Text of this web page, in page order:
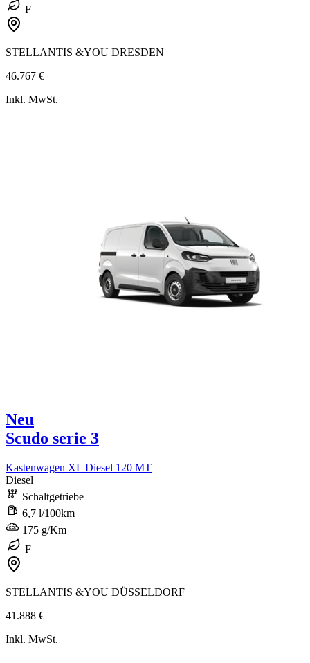
F
STELLANTIS &YOU DRESDEN
46.767 €
Inkl. MwSt.
Neu
Scudo serie 3
Kastenwagen XL Diesel 120 MT
Diesel
Schaltgetriebe
6,7 l/100km
175 g/Km
F
STELLANTIS &YOU DÜSSELDORF
41.888 €
Inkl. MwSt.